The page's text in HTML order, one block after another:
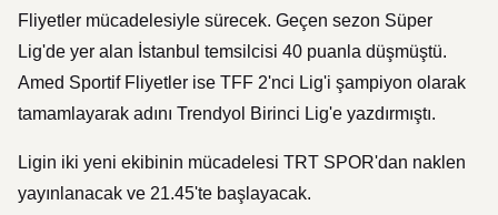
Fliyetler mücadelesiyle sürecek. Geçen sezon Süper
Lig'de yer alan İstanbul temsilcisi 40 puanla düşmüştü.
Amed Sportif Fliyetler ise TFF 2'nci Lig'i şampiyon olarak
tamamlayarak adını Trendyol Birinci Lig'e yazdırmıştı.
Ligin iki yeni ekibinin mücadelesi TRT SPOR'dan naklen
yayınlanacak ve 21.45'te başlayacak.